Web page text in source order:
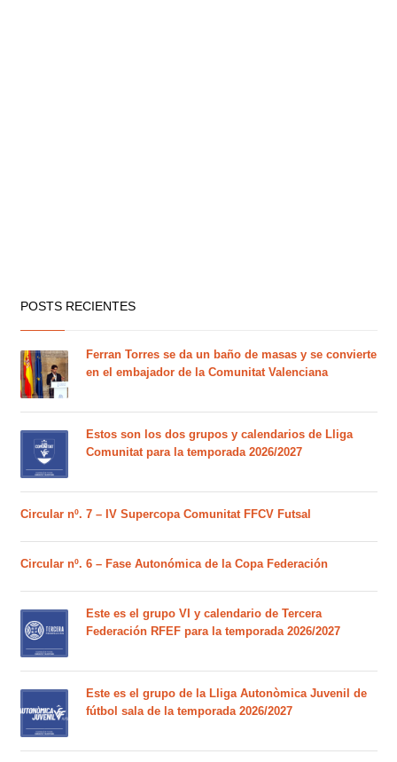
POSTS RECIENTES
Ferran Torres se da un baño de masas y se convierte
en el embajador de la Comunitat Valenciana
Estos son los dos grupos y calendarios de Lliga
Comunitat para la temporada 2026/2027
Circular nº. 7 – IV Supercopa Comunitat FFCV Futsal
Circular nº. 6 – Fase Autonómica de la Copa Federación
Este es el grupo VI y calendario de Tercera
Federación RFEF para la temporada 2026/2027
Este es el grupo de la Lliga Autonòmica Juvenil de
fútbol sala de la temporada 2026/2027